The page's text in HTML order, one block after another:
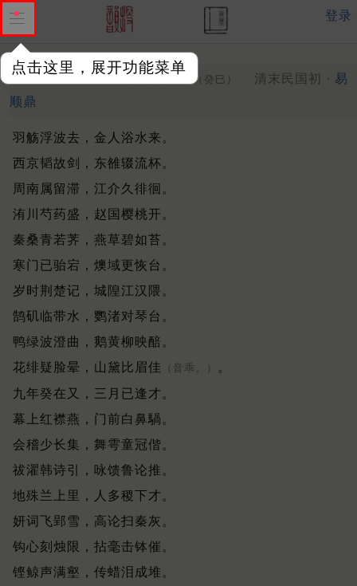
点击这里，展开功能菜单
登录
三月三日南皮师招饮敬赋 （癸巳） 清末民国初 · 易
顺鼎
羽觞浮波去，金人浴水来。
西京韬故剑，东雒辍流杯。
周南属留滞，江介久徘徊。
洧川芍药盛，赵国樱桃开。
秦桑青若荠，燕草碧如苔。
寒门已骀宕，燠域更恢台。
岁时荆楚记，城隍江汉隈。
鹄矶临带水，鹦渚对琴台。
鸭绿波澄曲，鹅黄柳映醅。
花绯疑脸晕，山黛比眉佳
（音乖。）
。
九年癸在又，三月已逢才。
幕上红襟燕，门前白鼻騧。
会稽少长集，舞雩童冠偕。
祓濯韩诗引，咏馈鲁论推。
地殊兰上里，人多稷下才。
妍词飞郢雪，高论扫秦灰。
钩心刻烛限，拈毫击钵催。
铿鲸声满壑，传蜡泪成堆。